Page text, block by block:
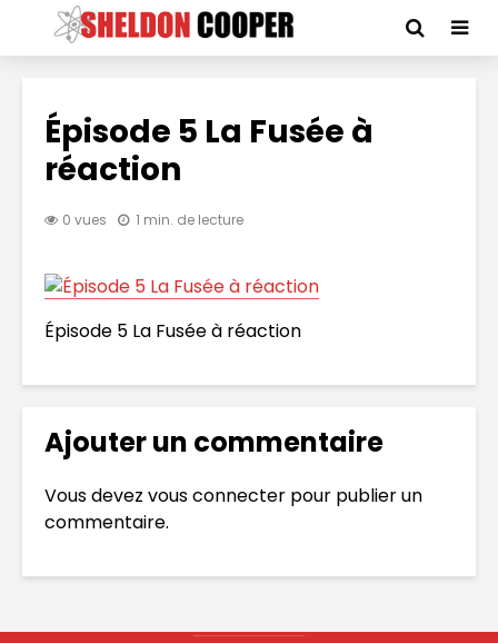
Épisode 5 La Fusée à
réaction
0 vues 1 min. de lecture
Épisode 5 La Fusée à réaction
Ajouter un commentaire
Vous devez vous connecter pour publier un
commentaire.